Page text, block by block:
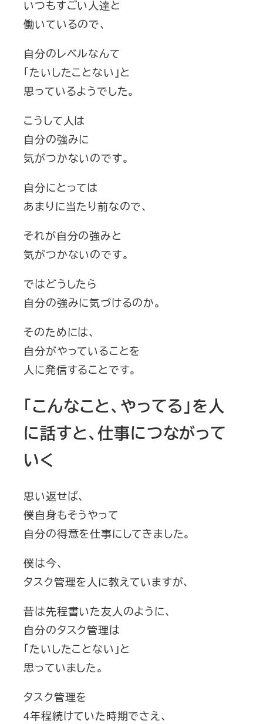
いつもすごい人達と
働いているので、
自分のレベルなんて
「たいしたことない」と
思っているようでした。
こうして人は
自分の強みに
気がつかないのです。
自分にとっては
あまりに当たり前なので、
それが自分の強みと
気がつかないのです。
ではどうしたら
自分の強みに気づけるのか。
そのためには、
自分がやっていることを
人に発信することです。
「こんなこと、やってる」を人
に話すと、仕事につながって
いく
思い返せば、
僕自身もそうやって
自分の得意を仕事にしてきました。
僕は今、
タスク管理を人に教えていますが、
昔は先程書いた友人のように、
自分のタスク管理は
「たいしたことない」と
思っていました。
タスク管理を
4年程続けていた時期でさえ、